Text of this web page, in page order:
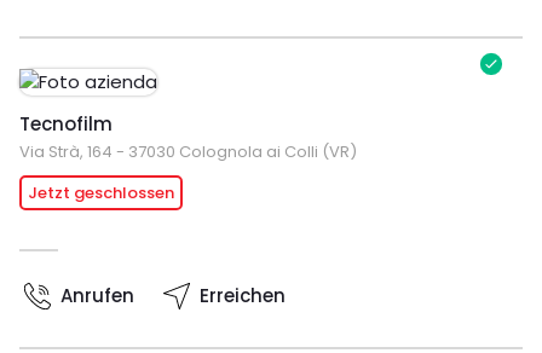
Tecnofilm
Via Strà, 164 - 37030 Colognola ai Colli (VR)
Jetzt geschlossen
Anrufen Erreichen